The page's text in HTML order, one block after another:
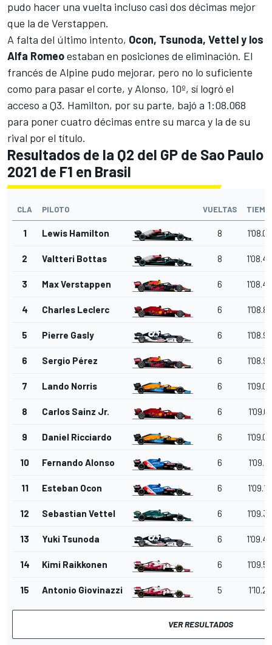
pudo hacer una vuelta incluso casi dos décimas mejor
que la de Verstappen.
A falta del último intento, Ocon, Tsunoda, Vettel y los
Alfa Romeoestaban en posiciones de eliminación. El
francés de Alpine pudo mejorar, pero no lo suficiente
como para pasar el corte, y Alonso, 10º, sí logró el
acceso a Q3. Hamilton, por su parte, bajó a 1:08.068
para poner cuatro décimas entre su marca y la de su
rival por el título.
Resultados de la Q2 del GP de Sao Paulo
2021 de F1 en Brasil
CLA PILOTO VUELTAS
1 Lewis Hamilton 8
2 Valtteri Bottas 8
3 Max Verstappen 6
4 Charles Leclerc 6
5 Pierre Gasly 6
6 Sergio Pérez 6
7 Lando Norris 6
8 Carlos Sainz Jr. 6
9 Daniel Ricciardo 6
10 Fernando Alonso 6
11 Esteban Ocon 6
12 Sebastian Vettel 6
13 Yuki Tsunoda 6
14 Kimi Raikkonen 6
15 Antonio Giovinazzi 5
VER RESULTADOS